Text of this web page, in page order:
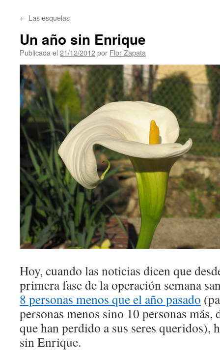
← Las esquelas
Un año sin Enrique
Publicada el 21/12/2012por Flor Zapata
Hoy, cuando las noticias dicen que
primera fase de la operación semana
8 personas menos que el año pasado
personas menos sino 10 personas más,
que han perdido a sus seres queridos),
sin Enrique.